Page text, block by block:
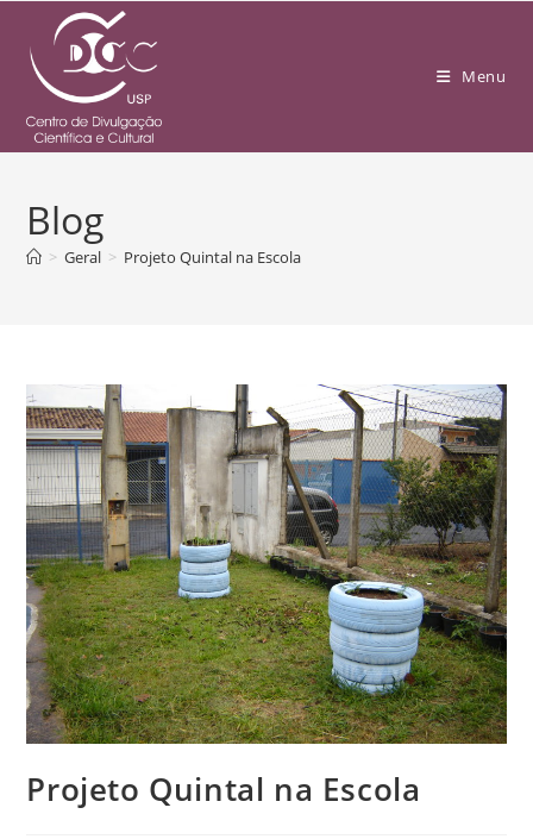
Menu
Blog
> Geral > Projeto Quintal na Escola
Projeto Quintal na Escola